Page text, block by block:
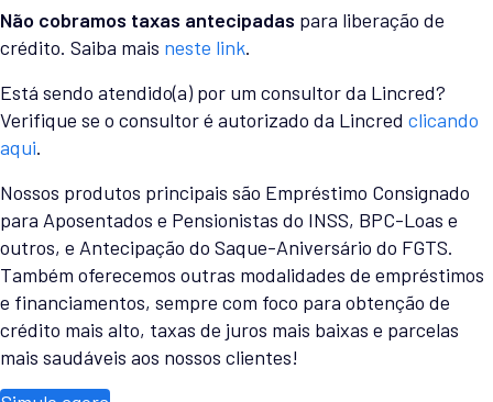
Não cobramos taxas antecipadas para liberação de
crédito. Saiba mais neste link.
Está sendo atendido(a) por um consultor da Lincred?
Verifique se o consultor é autorizado da Lincred clicando
aqui.
Nossos produtos principais são Empréstimo Consignado
para Aposentados e Pensionistas do INSS, BPC-Loas e
outros, e Antecipação do Saque-Aniversário do FGTS.
Também oferecemos outras modalidades de empréstimos
e financiamentos, sempre com foco para obtenção de
crédito mais alto, taxas de juros mais baixas e parcelas
mais saudáveis aos nossos clientes!